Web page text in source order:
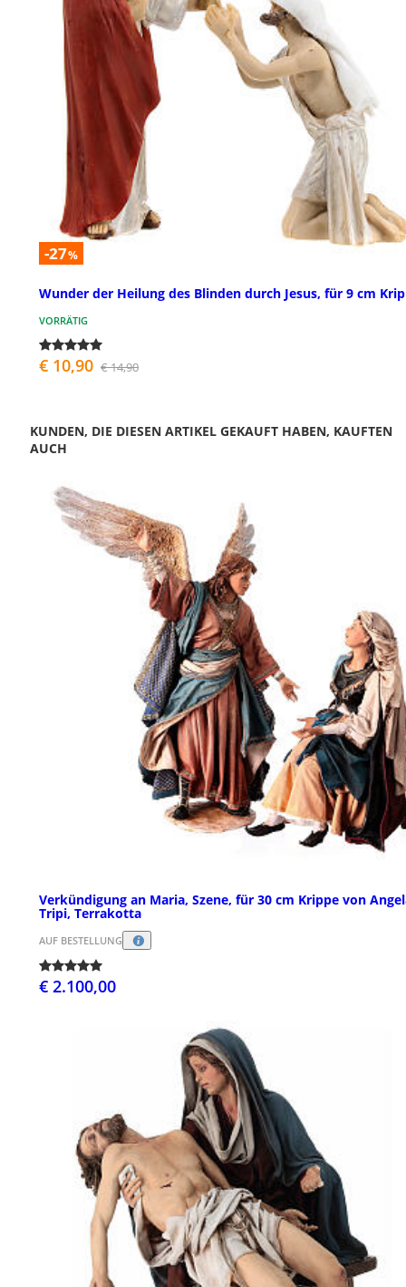
-27%
Wunder der Heilung des Blinden durch Jesus, für 9 cm
VORRÄTIG
€ 10,90 € 14,90
KUNDEN, DIE DIESEN ARTIKEL GEKAUFT HABEN, KAUFTEN
AUCH
Verkündigung an Maria, Szene, für 30 cm Krippe von
Tripi, Terrakotta
AUF BESTELLUNG
€ 2.100,00